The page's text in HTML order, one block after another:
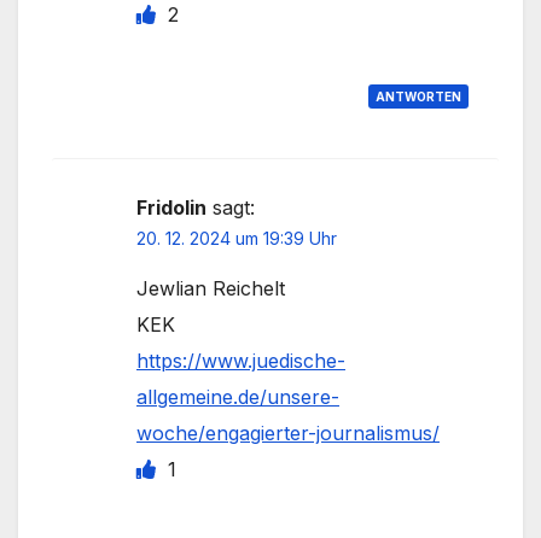
2
ANTWORTEN
Fridolin sagt:
20. 12. 2024 um 19:39 Uhr
Jewlian Reichelt
KEK
https://www.juedische-
allgemeine.de/unsere-
woche/engagierter-journalismus/
1